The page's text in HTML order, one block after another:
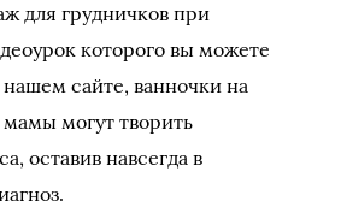
для грудничков при
которого вы можете
сайте, ванночки на
могут творить
оставив навсегда в